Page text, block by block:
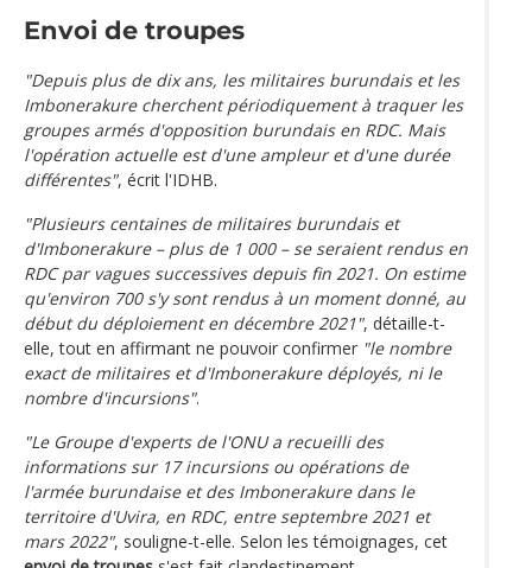
Envoi de troupes
"Depuis plus de dix ans, les militaires burundais et les
Imbonerakure cherchent périodiquement à traquer les
groupes armés d'opposition burundais en RDC. Mais
l'opération actuelle est d'une ampleur et d'une durée
différentes", écrit l'IDHB.
"Plusieurs centaines de militaires burundais et
d'Imbonerakure – plus de 1 000 – se seraient rendus en
RDC par vagues successives depuis fin 2021. On estime
qu'environ 700 s'y sont rendus à un moment donné, au
début du déploiement en décembre 2021", détaille-t-
elle, tout en affirmant ne pouvoir confirmer "le nombre
exact de militaires et d'Imbonerakure déployés, ni le
nombre d'incursions".
"Le Groupe d'experts de l'ONU a recueilli des
informations sur 17 incursions ou opérations de
l'armée burundaise et des Imbonerakure dans le
territoire d'Uvira, en RDC, entre septembre 2021 et
mars 2022", souligne-t-elle. Selon les témoignages, cet